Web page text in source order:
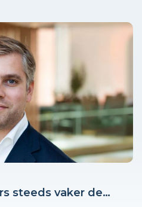
Rijn Werkt, Lage Weide
Werkt en Zeist Werkt. De
in beweging en de
steeds belangrijkere rol.
en duizenden interacties
blijven de
talent en lokale kansen
steeds vaker de